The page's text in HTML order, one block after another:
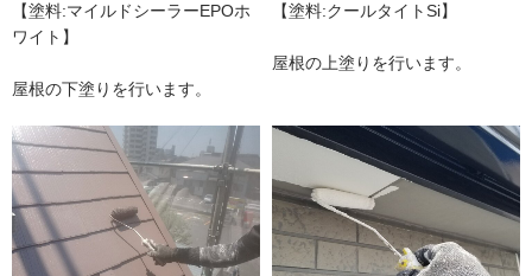
【塗料:マイルドシーラーEPOホ
ワイト】
屋根の下塗りを行います。
【塗料:クールタイトSi】
屋根の上塗りを行います。